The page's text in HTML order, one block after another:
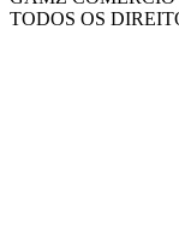
TODOS OS